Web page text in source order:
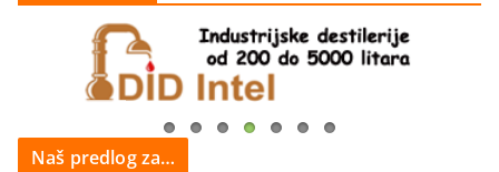
Naš predlog za…